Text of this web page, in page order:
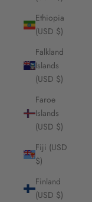
Ethiopia
(USD $)
Falkland
Islands
(USD $)
Faroe
Islands
(USD $)
Fiji (USD
$)
Finland
(USD $)